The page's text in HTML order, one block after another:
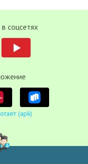
соцсетях
(apk)